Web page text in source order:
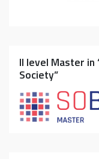
II level Master in
Society”